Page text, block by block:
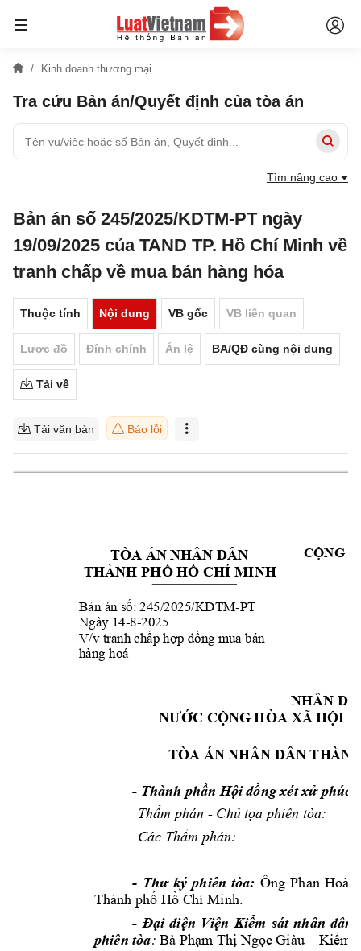
Kinh doanh thương mại
Tra cứu Bản án/Quyết định của tòa án
Tìm nâng cao
Bản án số 245/2025/KDTM-PT ngày
19/09/2025 của TAND TP. Hồ Chí Minh về
tranh chấp về mua bán hàng hóa
Thuộc tính Nội dung VB gốc VB liên quan
Lược đồ Đính chính Án lệ BA/QĐ cùng nội dung
Tải về
Tải văn bản Báo lỗi
TÒA ÁN NHÂN DÂN
THÀNH PHỐ HỒ CHÍ MINH
Bản án số: 245/2025/KDTM-PT
Ngày 14-8-2025
V/v tranh chấp hợp đồng mua bán
hàng hoá
CỘNG
NHÂN DA
NƯỚC CỘNG HÒA XÃ HỘI
TÒA ÁN NHÂN DÂN TH
- Thành phần Hội đồng xét xử phúc
Thẩm phán - Chủ tọa phiên tòa:
Các Thẩm phán:
- Thư ký phiên tòa: Ông Phan
Thành phố Hồ Chí Minh.
- Đại diện Viện Kiểm sát nhân dân
phiên tòa: Bà Phạm Thị Ngọc Giàu – Kiểm